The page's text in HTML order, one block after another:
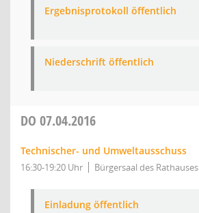
Ergebnisprotokoll öffentlich
Niederschrift öffentlich
DO 07.04.2016
Technischer- und Umweltausschuss
16:30-19:20 Uhr Bürgersaal des Rathauses
Einladung öffentlich